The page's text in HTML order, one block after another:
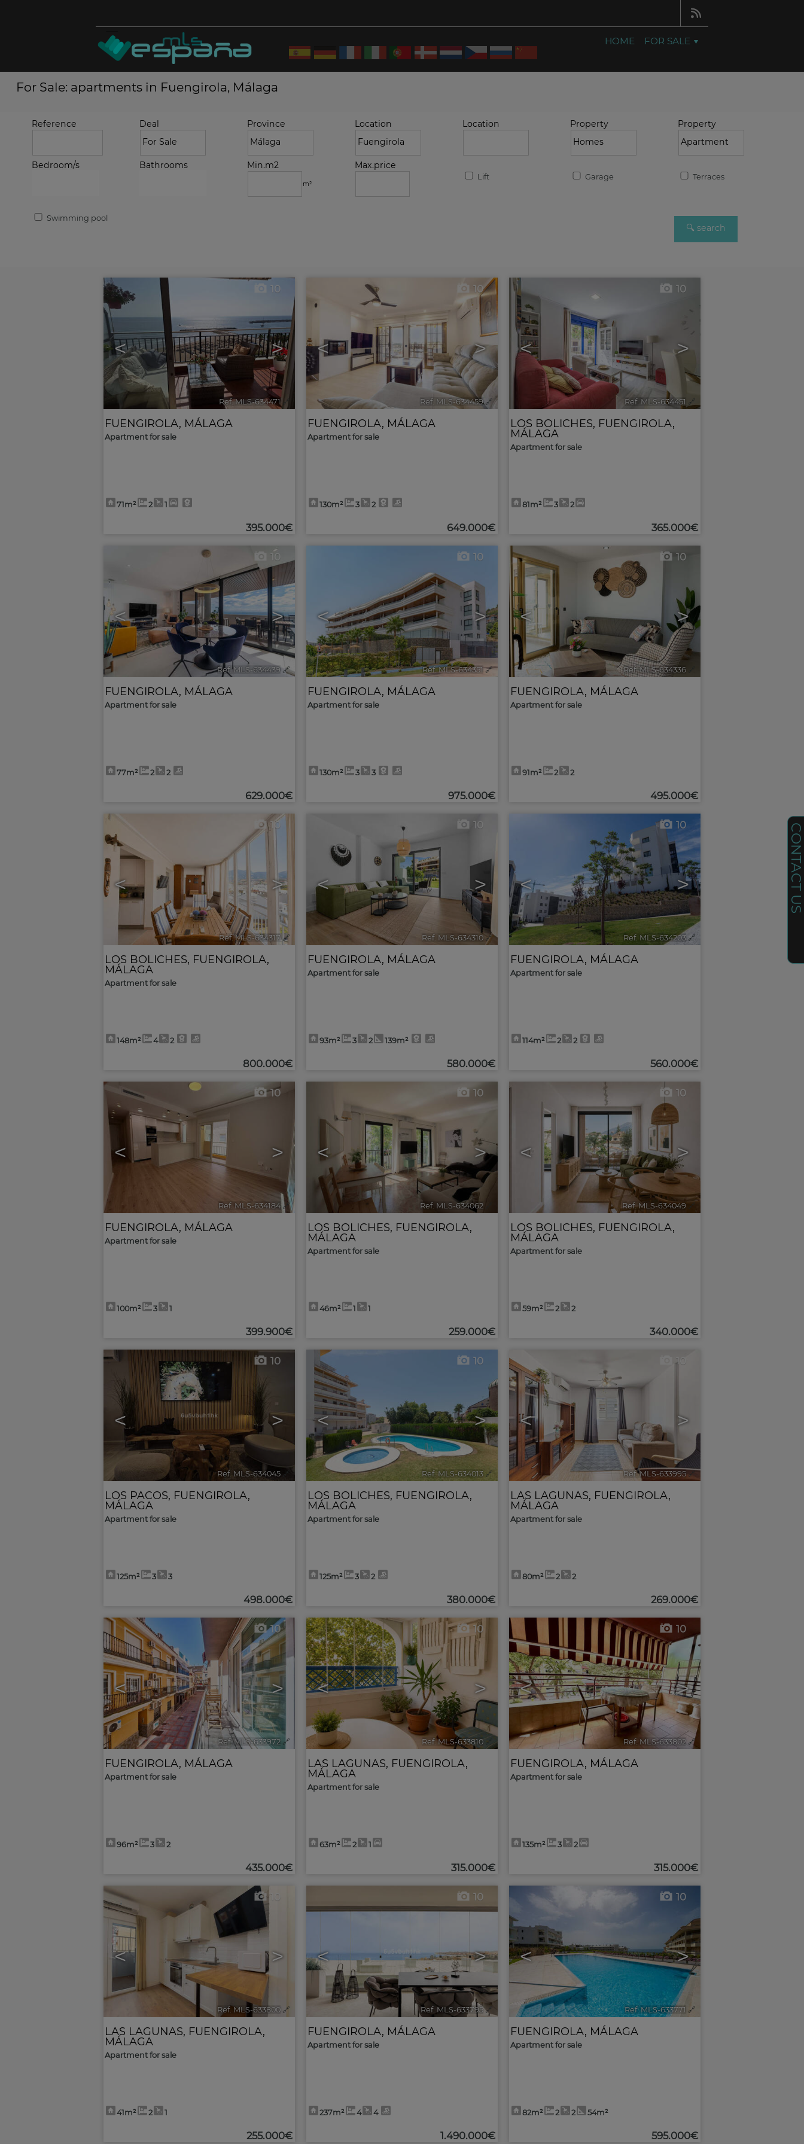
HOME FOR SALE
For Sale: apartments in Fuengirola, Málaga
Reference Deal Province Location Location Property Property
Bedroom/s Bathrooms Min.m2
m²
Max.price
Lift Garage Terraces
Swimming pool
< >
10
Ref. MLS-634471 🔗
FUENGIROLA, MÁLAGA
Apartment for sale
71m² 2 1
395.000€
< >
10
Ref. MLS-634459 🔗
FUENGIROLA, MÁLAGA
Apartment for sale
130m² 3 2
649.000€
< >
10
Ref. MLS-634451 🔗
LOS BOLICHES, FUENGIROLA,
MÁLAGA
Apartment for sale
81m² 3 2
365.000€
< >
10
Ref. MLS-634439 🔗
FUENGIROLA, MÁLAGA
Apartment for sale
77m² 2 2
629.000€
< >
10
Ref. MLS-634351 🔗
FUENGIROLA, MÁLAGA
Apartment for sale
130m² 3 3
975.000€
< >
10
Ref. MLS-634336
FUENGIROLA, MÁLAGA
Apartment for sale
91m² 2 2
495.000€
< >
10
Ref. MLS-634317 🔗
LOS BOLICHES, FUENGIROLA,
MÁLAGA
Apartment for sale
148m² 4 2
800.000€
< >
10
Ref. MLS-634310 🔗
FUENGIROLA, MÁLAGA
Apartment for sale
93m² 3 2 139m²
580.000€
< >
10
Ref. MLS-634203 🔗
FUENGIROLA, MÁLAGA
Apartment for sale
114m² 2 2
560.000€
< >
10
Ref. MLS-634184 🔗
FUENGIROLA, MÁLAGA
Apartment for sale
100m² 3 1
399.900€
< >
10
Ref. MLS-634062
LOS BOLICHES, FUENGIROLA,
MÁLAGA
Apartment for sale
46m² 1 1
259.000€
< >
10
Ref. MLS-634049 🔗
LOS BOLICHES, FUENGIROLA,
MÁLAGA
Apartment for sale
59m² 2 2
340.000€
< >
10
Ref. MLS-634045 🔗
LOS PACOS, FUENGIROLA,
MÁLAGA
Apartment for sale
125m² 3 3
498.000€
< >
10
Ref. MLS-634013 🔗
LOS BOLICHES, FUENGIROLA,
MÁLAGA
Apartment for sale
125m² 3 2
380.000€
< >
10
Ref. MLS-633995 🔗
LAS LAGUNAS, FUENGIROLA,
MÁLAGA
Apartment for sale
80m² 2 2
269.000€
< >
10
Ref. MLS-633972 🔗
FUENGIROLA, MÁLAGA
Apartment for sale
96m² 3 2
435.000€
< >
10
Ref. MLS-633810 🔗
LAS LAGUNAS, FUENGIROLA,
MÁLAGA
Apartment for sale
63m² 2 1
315.000€
< >
10
Ref. MLS-633802 🔗
FUENGIROLA, MÁLAGA
Apartment for sale
135m² 3 2
315.000€
< >
10
Ref. MLS-633800 🔗
LAS LAGUNAS, FUENGIROLA,
MÁLAGA
Apartment for sale
41m² 2 1
255.000€
< >
10
Ref. MLS-633795 🔗
FUENGIROLA, MÁLAGA
Apartment for sale
237m² 4 4
1.490.000€
< >
10
Ref. MLS-633771 🔗
FUENGIROLA, MÁLAGA
Apartment for sale
82m² 2 2 54m²
595.000€